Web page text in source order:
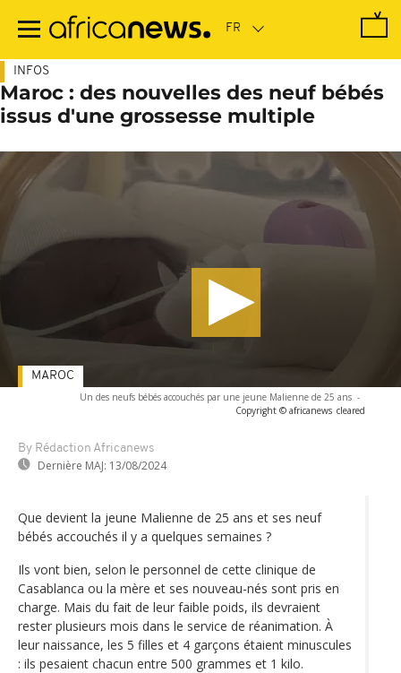
contenu
INFOS
Maroc : des nouvelles des neuf bébés
issus d'une grossesse multiple
Un des neufs bébés accouchés par une jeune Malienne de 25 ans -
Copyright © africanews cleared
By Rédaction Africanews
Dernière MAJ: 13/08/2024
MAROC
Que devient la jeune Malienne de 25 ans et ses neuf
bébés accouchés il y a quelques semaines ?
Ils vont bien, selon le personnel de cette clinique de
Casablanca ou la mère et ses nouveau-nés sont pris en
charge. Mais du fait de leur faible poids, ils devraient
rester plusieurs mois dans le service de réanimation. À
leur naissance, les 5 filles et 4 garçons étaient minuscules
: ils pesaient chacun entre 500 grammes et 1 kilo.